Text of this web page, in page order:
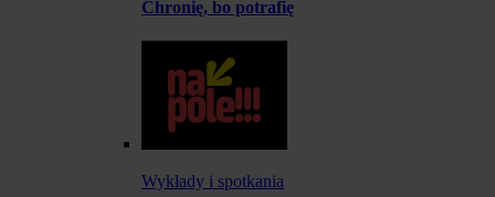
Chronię, bo potrafię
Wykłady i spotkania